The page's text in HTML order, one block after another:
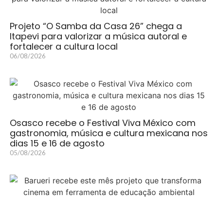
Projeto “O Samba da Casa 26” chega a
Itapevi para valorizar a música autoral e
fortalecer a cultura local
06/08/2026
Osasco recebe o Festival Viva México com
gastronomia, música e cultura mexicana nos
dias 15 e 16 de agosto
05/08/2026